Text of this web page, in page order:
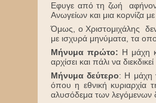
Εφυγε από τη ζωή
Ανωγείων και μια κορνίζα
Όμως, ο Χριστομιχάλης
με ισχυρά μηνύματα, τα
Μήνυμα πρώτο: Η μάχη
αρχίσει και πάλι να
Μήνυμα δεύτερο: Η μάχη
όπου η εθνική κυριαρχία
αλυσόδεμα των